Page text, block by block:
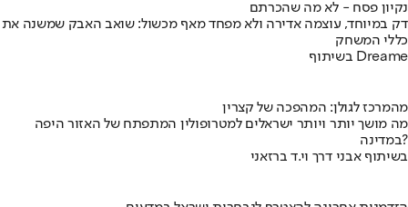
נקיון פסח - לא מה שהכרתם
דק במיוחד, עוצמה אדירה ולא מפחד מאף מכשול: שואב האבק שמשנה את
כללי המשחק
בשיתוף Dreame
מהמרכז לגולן: המהפכה של קצרין
מה מושך יותר ויותר ישראלים למטרופולין המתפתח של האזור היפה
במדינה?
בשיתוף אבני דרך וי.ד ברזאני